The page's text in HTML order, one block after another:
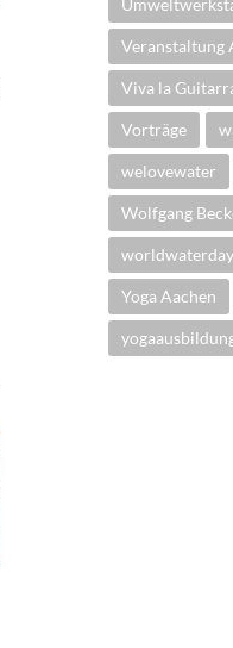
Veranstaltung
Viva la
Vorträge
welovewater
Wolfgang
Yoga Aachen